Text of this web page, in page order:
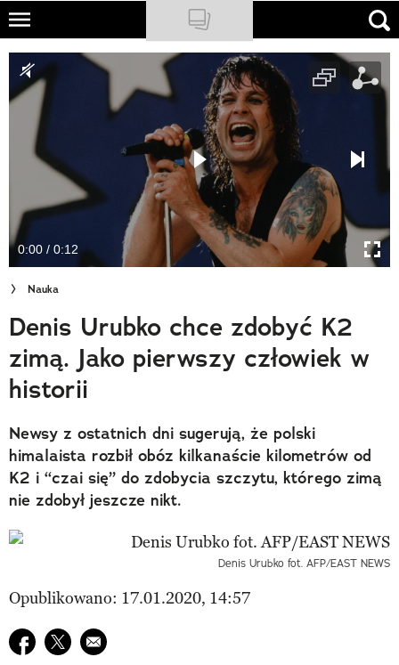
Skip
main
content
NATIONAL GEOGRAPHIC
TRAVELER
PODCASTY
Newsletter
Cuda Polski
Wielki Konkurs Fotograficzny
Trendbook Podróżniczy
Polecane
0:00 / 0:12
Nauka
Denis Urubko chce zdobyć K2
zimą. Jako pierwszy człowiek w
historii
Newsy z ostatnich dni sugerują, że polski
himalaista rozbił obóz kilkanaście kilometrów od
K2 i “czai się” do zdobycia szczytu, którego zimą
nie zdobył jeszcze nikt.
Denis Urubko fot. AFP/EAST NEWS
Opublikowano: 17.01.2020, 14:57
Udostępnij na facebook
Udostępnij na twitter
E-mail do przyjaciela